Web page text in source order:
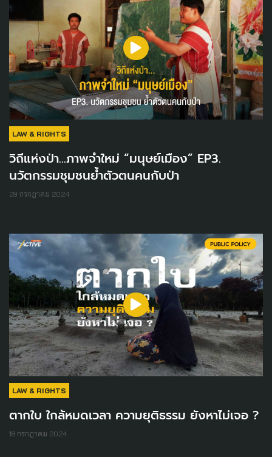
LAW & RIGHTS
วิถีแห่งป่า...ภาพจำใหม่ “มนุษย์เมือง” EP3.
นวัตกรรมชุมชนย้ำตัวตนคนกับป่า
29 กรกฎาคม 2024
LAW & RIGHTS
ตากใบ ใกล้หมดเวลา ความยุติธรรม ยังหาไม่เจอ ?
18 กรกฎาคม 2024